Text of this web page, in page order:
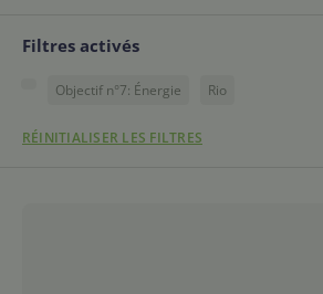
Filtres activés
Objectif n°7: Énergie Rio
RÉINITIALISER LES FILTRES